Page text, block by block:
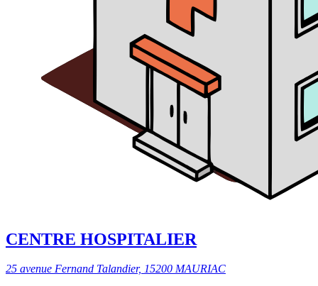
CENTRE HOSPITALIER
25 avenue Fernand Talandier, 15200 MAURIAC